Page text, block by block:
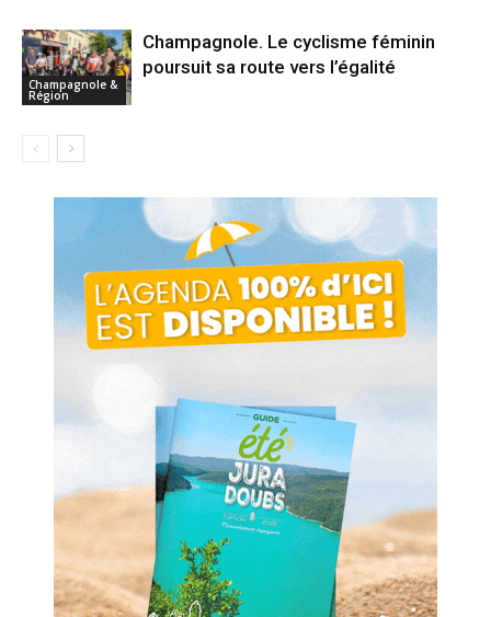
Champagnole &
Région
Champagnole. Le cyclisme féminin
poursuit sa route vers l’égalité